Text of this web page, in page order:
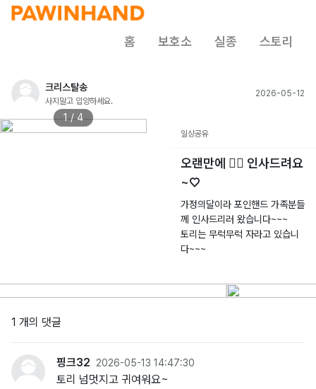
홈 보호소 실종 스토리
크리스탈송
사지말고 입양하세요.
2026-05-12
1 / 4
일상공유
오랜만에 🙇‍♀️ 인사드려요
~♡
가정의달이라 포인핸드 가족분들
께 인사드리러 왔습니다~~~
토리는 무럭무럭 자라고 있습니
다~~~
1 개의 댓글
핑크32 2026-05-13 14:47:30
토리 넘멋지고 귀여워요~